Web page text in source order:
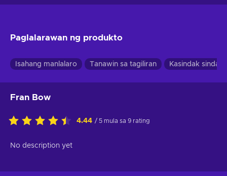
Paglalarawan ng produkto
Isahang manlalaro Tanawin sa tagiliran Kasindak sindak
Fran Bow
4.44 / 5 mula sa 9 rating
No description yet